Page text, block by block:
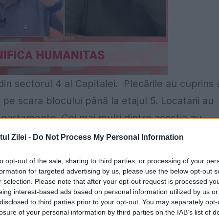
Zilei - Do Not Process My Personal Information
opt-out of the sale, sharing to third parties, or processing of your
for targeted advertising by us, please use the below opt-out
selection. Please note that after your opt-out request is processed
interest-based ads based on personal information utilized by us
to third parties prior to your opt-out. You may separately
of your personal information by third parties on the IAB’s list of
sectorul 4 al Capitalei.
Plecările au cuprins
scara blocului până la etajul 5. Locatarii au
Cei mai mulți dintre aceștia au
unui bloc din București. În jurul orei
gros care a cuprins casa scării. De